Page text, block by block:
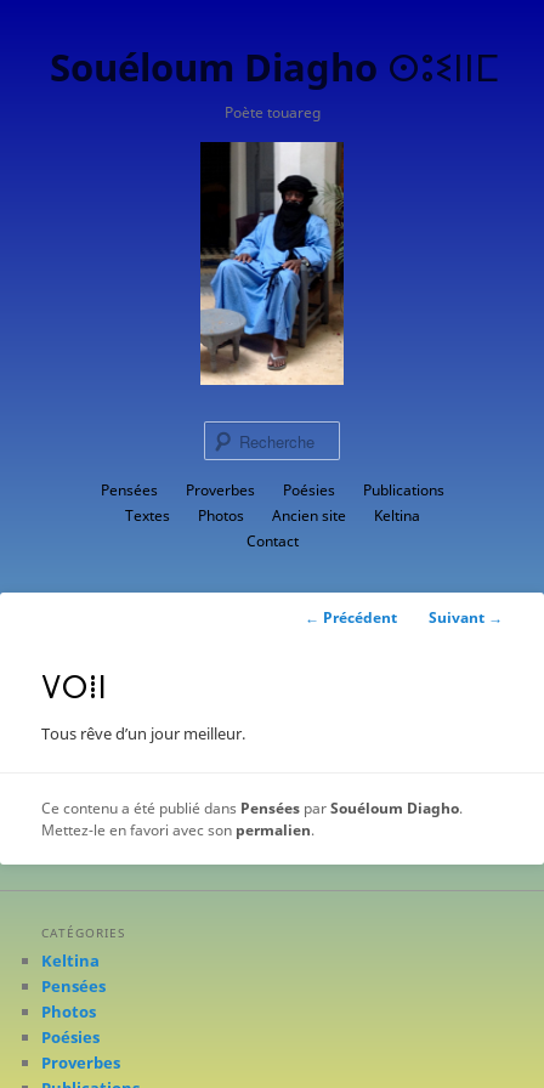
Souéloum Diagho ⵙⵓⵉⵏⵏⵎ
Poète touareg
Aller
au
contenu
Pensées Proverbes Poésies
Publications
Textes
Photos Ancien site
Keltina
Contact
Navigation
← Précédent Suivant →
ⴸⵔⵂⵏ
Tous rêve d’un jour meilleur.
Ce contenu a été publié dans Pensées parSouéloum Diagho.
Mettez-le en favori avec son permalien.
CATÉGORIES
Keltina
Pensées
Photos
Poésies
Proverbes